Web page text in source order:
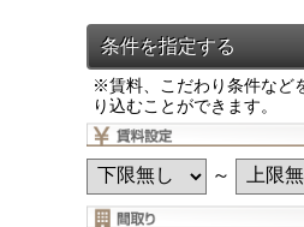
※賃料、こだわり条件など
り込むことができます。
～